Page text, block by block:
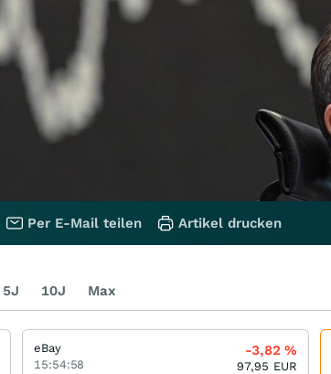
Per E-Mail teilen Artikel drucken
5J 10J Max
eBay
15:54:58
-3,82 %
97,95 EUR